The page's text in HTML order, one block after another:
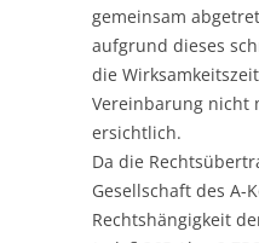
gemeinsam
aufgrund dieses
die
Vereinbarung nicht
ersichtlich.
Da die
Gesellschaft des A-
Rechtshängigkeit